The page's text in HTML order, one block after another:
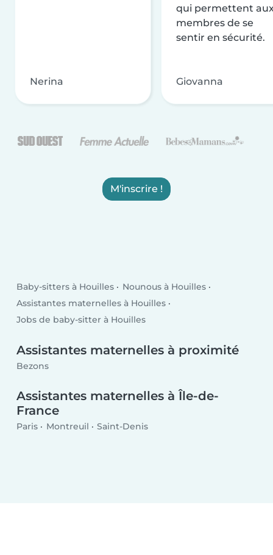
Nerina
qui permettent
membres de se
sentir en sécurité.
Giovanna
M'inscrire !
Baby-sitters à Houilles
Nounous à Houilles
Assistantes maternelles à Houilles
Jobs de baby-sitter à Houilles
Assistantes maternelles à proximité
Bezons
Assistantes maternelles à Île-de-
France
Paris Montreuil Saint-Denis